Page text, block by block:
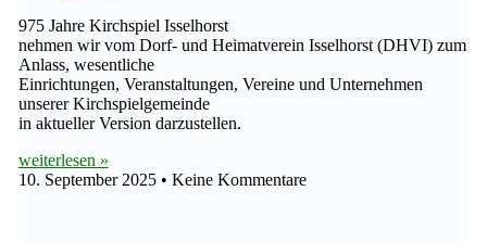
975 Jahre Kirchspiel Isselhorst
nehmen wir vom Dorf- und Heimatverein Isselhorst (DHVI) zum
Anlass, wesentliche
Einrichtungen, Veranstaltungen, Vereine und Unternehmen
unserer Kirchspielgemeinde
in aktueller Version darzustellen.
weiterlesen »
10. September 2025
Keine Kommentare